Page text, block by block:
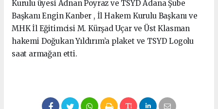
Kurulu üyesi Adnan Poyraz ve TSYD Adana Şube
Başkanı Engin Kanber , İl Hakem Kurulu Başkanı ve
MHK İl Eğitimcisi M. Kürşad Uçar ve Üst Klasman
hakemi Doğukan Yıldırım’a plaket ve TSYD Logolu
saat armağan etti.